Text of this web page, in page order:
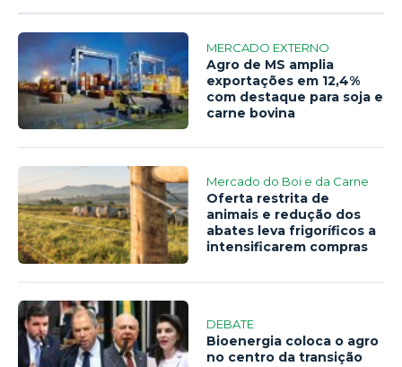
MERCADO EXTERNO
Agro de MS amplia
exportações em 12,4%
com destaque para soja e
carne bovina
Mercado do Boi e da Carne
Oferta restrita de
animais e redução dos
abates leva frigoríficos a
intensificarem compras
DEBATE
Bioenergia coloca o agro
no centro da transição